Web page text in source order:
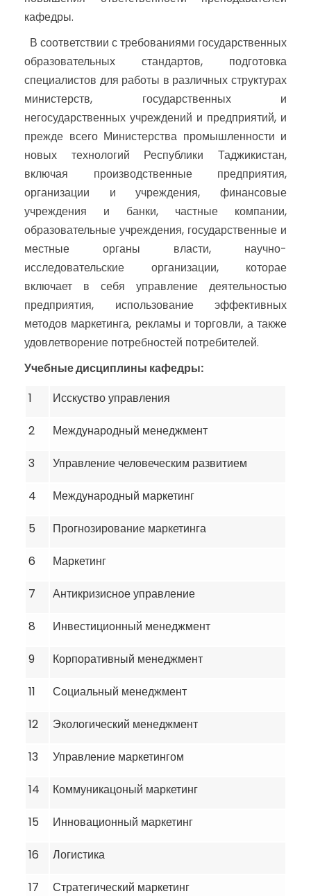
кафедры.
В соответствии с требованиями государственных
образовательных стандартов, подготовка
специалистов для работы в различных структурах
министерств, государственных и
негосударственных учреждений и предприятий, и
прежде всего Министерства промышленности и
новых технологий Республики Таджикистан,
включая производственные предприятия,
организации и учреждения, финансовые
учреждения и банки, частные компании,
образовательные учреждения, государственные и
местные органы власти, научно-
исследовательские организации, которае
включает в себя управление деятельностью
предприятия, использование эффективных
методов маркетинга, рекламы и торговли, а также
удовлетворение потребностей потребителей.
Учебные дисциплины кафедры:
1
Исскуство управления
2 Международный менеджмент
3 Управление человеческим развитием
4 Международный маркетинг
5 Прогнозирование маркетинга
6 Маркетинг
7 Антикризисное управление
8 Инвестиционный менеджмент
9 Корпоративный менеджмент
11 Социальный менеджмент
12 Экологический менеджмент
13 Управление маркетингом
14 Коммуникацоный маркетинг
15 Инновационный маркетинг
16 Логистика
17 Стратегический маркетинг